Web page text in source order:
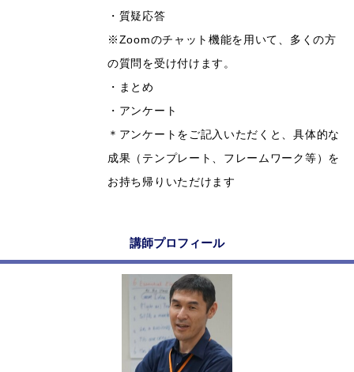
・質疑応答
※Zoomのチャット機能を用いて、多くの方
の質問を受け付けます。
・まとめ
・アンケート
＊アンケートをご記入いただくと、具体的な
成果（テンプレート、フレームワーク等）を
お持ち帰りいただけます
講師プロフィール